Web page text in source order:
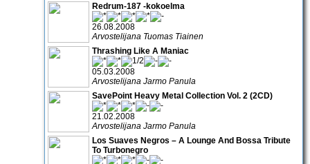
Redrum-187 -kokoelma
26.08.2008
Arvostelijana Tuomas Tiainen
Thrashing Like A Maniac
05.03.2008
Arvostelijana Jarmo Panula
SavePoint Heavy Metal Collection Vol. 2 (2CD)
21.02.2008
Arvostelijana Jarmo Panula
Los Suaves Negros – A Lounge And Bossa Tribute
To Turbonegro